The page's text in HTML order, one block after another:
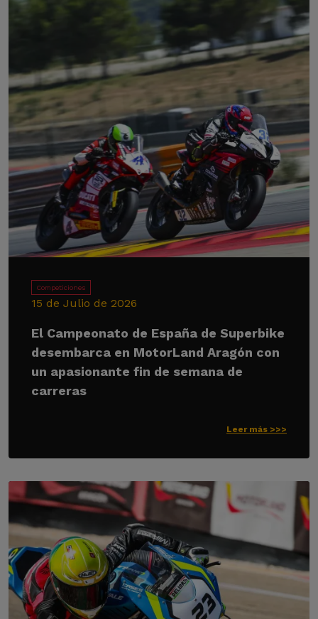
Competiciones
15 de Julio de 2026
El Campeonato de España de Superbike
desembarca en MotorLand Aragón con
un apasionante fin de semana de
carreras
Leer más >>>